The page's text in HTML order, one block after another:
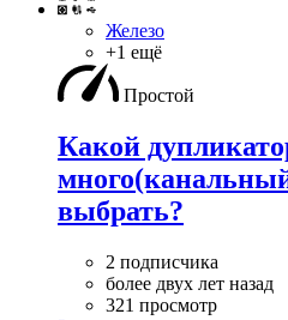
Железо
+1 ещё
Простой
Какой
выбрать?
2 подписчика
более двух лет назад
321 просмотр